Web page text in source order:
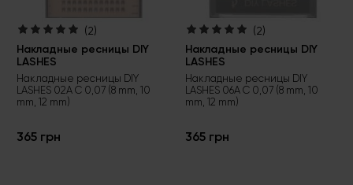
(2)
Накладные ресницы DIY
LASHES
Накладные ресницы DIY
LASHES 02A C 0,07 (8 mm, 10
mm, 12 mm)
365 грн
(2)
Накладные ресницы DIY
LASHES
Накладные ресницы DIY
LASHES 06A C 0,07 (8 mm, 10
mm, 12 mm)
365 грн